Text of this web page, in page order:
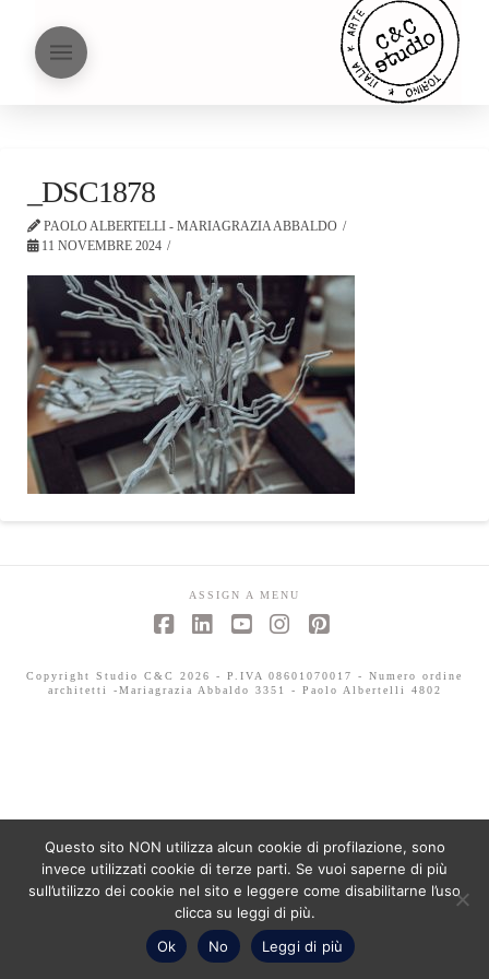
_DSC1878
PAOLO ALBERTELLI - MARIAGRAZIA ABBALDO
11 NOVEMBRE 2024
ASSIGN A MENU
Copyright Studio C&C 2026 - P.IVA 08601070017 - Numero ordine
architetti -Mariagrazia Abbaldo 3351 - Paolo Albertelli 4802
Questo sito NON utilizza alcun cookie di profilazione, sono
invece utilizzati cookie di terze parti. Se vuoi saperne di più
sull’utilizzo dei cookie nel sito e leggere come disabilitarne l’uso
clicca su leggi di più.
Ok
No Leggi di più